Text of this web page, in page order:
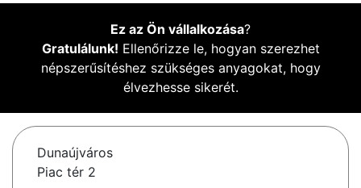
Ez az Ön vállalkozása?
Gratulálunk! Ellenőrizze le, hogyan szerezhet
népszerűsítéshez szükséges anyagokat, hogy
élvezhesse sikerét.
Dunaújváros
Piac tér 2